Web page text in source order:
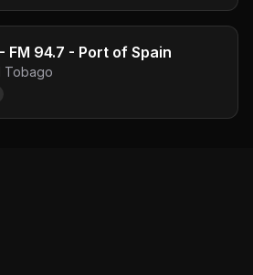
FM 94.7 - Port of Spain
Tobago